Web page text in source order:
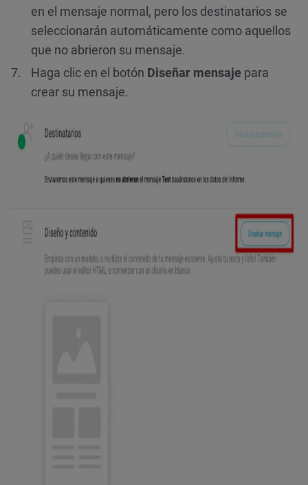
en el mensaje normal, pero los destinatarios se
seleccionarán automáticamente como aquellos
que no abrieron su mensaje.
Haga clic en el botón Diseñar mensaje para
crear su mensaje.